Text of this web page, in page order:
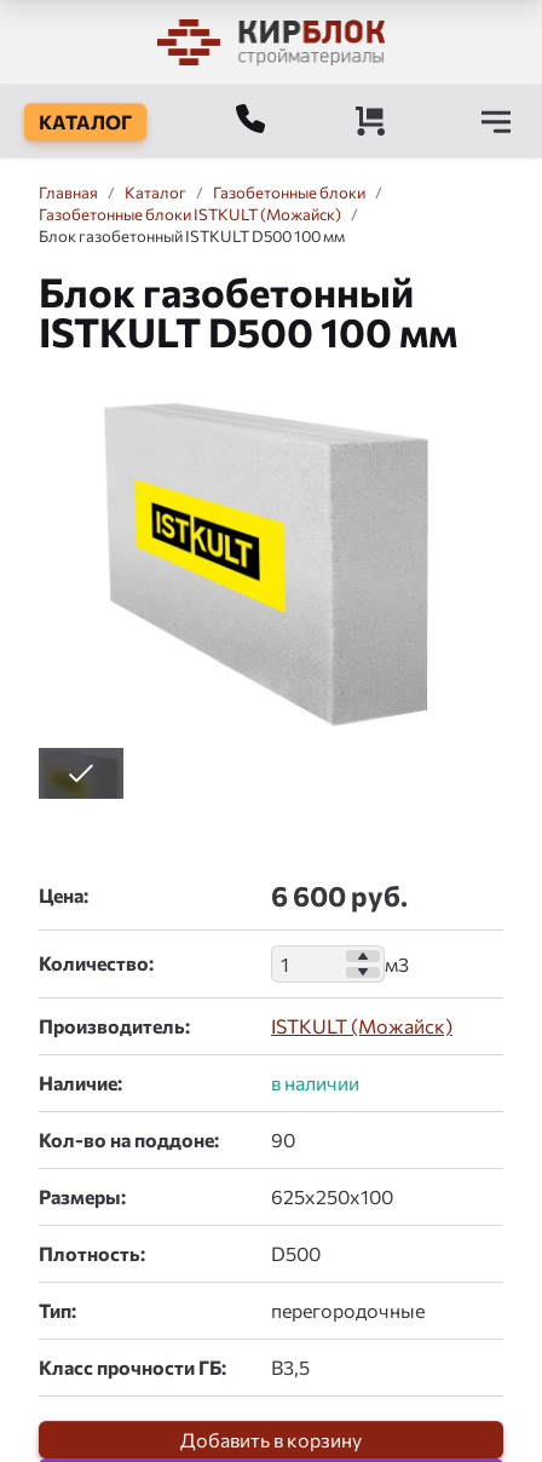
КАТАЛОГ
Главная / Каталог / Газобетонные блоки /
Газобетонные блоки ISTKULT (Можайск) /
Блок газобетонный ISTKULT D500 100 мм
Блок газобетонный
ISTKULT D500 100 мм
Слайдшоу
Цена: 6 600 руб.
Количество:
Производитель: ISTKULT (Можайск)
Наличие:
Кол-во на поддоне:
Размеры:
Плотность:
Тип:
Класс прочности ГБ:
Добавить в корзину